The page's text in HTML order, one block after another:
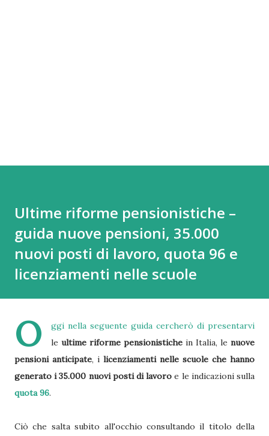
Ultime riforme pensionistiche –
guida nuove pensioni, 35.000
nuovi posti di lavoro, quota 96 e
licenziamenti nelle scuole
O
ggi nella seguente guida cercherò di presentarvi
le ultime riforme pensionistiche in Italia, le nuove
pensioni anticipate, i licenziamenti nelle scuole che hanno
generato i 35.000 nuovi posti di lavoro e le indicazioni sulla
quota 96.
Ciò che salta subito all'occhio consultando il titolo della